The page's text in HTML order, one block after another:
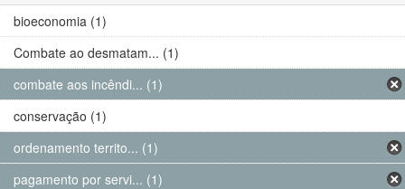
bioeconomia (1)
Combate ao desmatam... (1)
combate aos incêndi... (1)
conservação (1)
ordenamento territo... (1)
pagamento por servi... (1)